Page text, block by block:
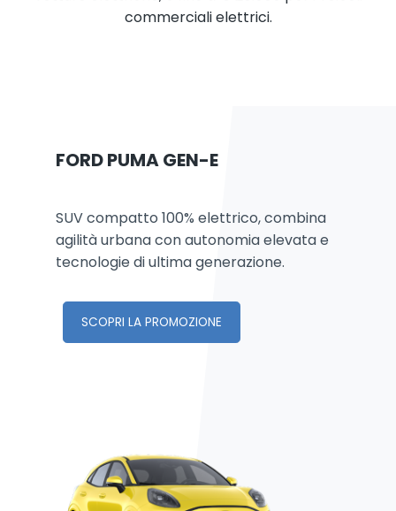
commerciali elettrici.
FORD PUMA GEN-E
SUV compatto 100% elettrico, combina
agilità urbana con autonomia elevata e
tecnologie di ultima generazione.
SCOPRI LA PROMOZIONE